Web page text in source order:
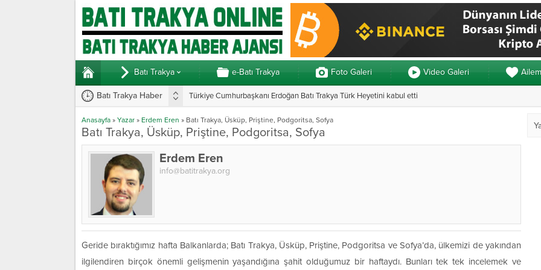
Batı Trakya e-Batı Trakya Foto Galeri Video Galeri Ailem
Batı Trakya Haber Türkiye Cumhurbaşkanı Erdoğan Batı Trakya Türk Heyetini kabul etti
Anasayfa » Yazar » Erdem Eren » Batı Trakya, Üsküp, Priştine, Podgoritsa, Sofya
Batı Trakya, Üsküp, Priştine, Podgoritsa, Sofya
Erdem Eren
info@batitrakya.org
Geride bıraktığımız hafta Balkanlarda; Batı Trakya, Üsküp, Priştine, Podgoritsa ve Sofya’da, ülkemizi de yakından
ilgilendiren birçok önemli gelişmenin yaşandığına şahit olduğumuz bir haftaydı. Bunları tek tek incelemek ve